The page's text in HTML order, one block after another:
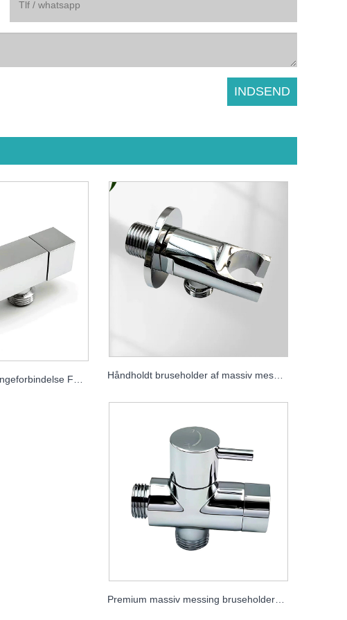
Håndholdt bruser slangeforbindelse Fuld messing bruseafgang albue Håndholdt bruseholder af massiv messing, vægmonteret skjult brusebeslag, tilbehør til badeværelsesbruser
Premium massiv messing bruseholder omskifterventil, brusearmatur til badeværelse